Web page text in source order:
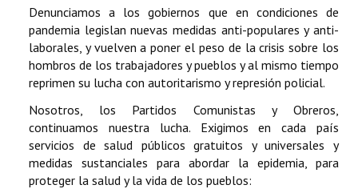
Denunciamos a los gobiernos que en condiciones de
pandemia legislan nuevas medidas anti-populares y anti-
laborales, y vuelven a poner el peso de la crisis sobre los
hombros de los trabajadores y pueblos y al mismo tiempo
reprimen su lucha con autoritarismo y represión policial.
Nosotros, los Partidos Comunistas y Obreros,
continuamos nuestra lucha. Exigimos en cada país
servicios de salud públicos gratuitos y universales y
medidas sustanciales para abordar la epidemia, para
proteger la salud y la vida de los pueblos: